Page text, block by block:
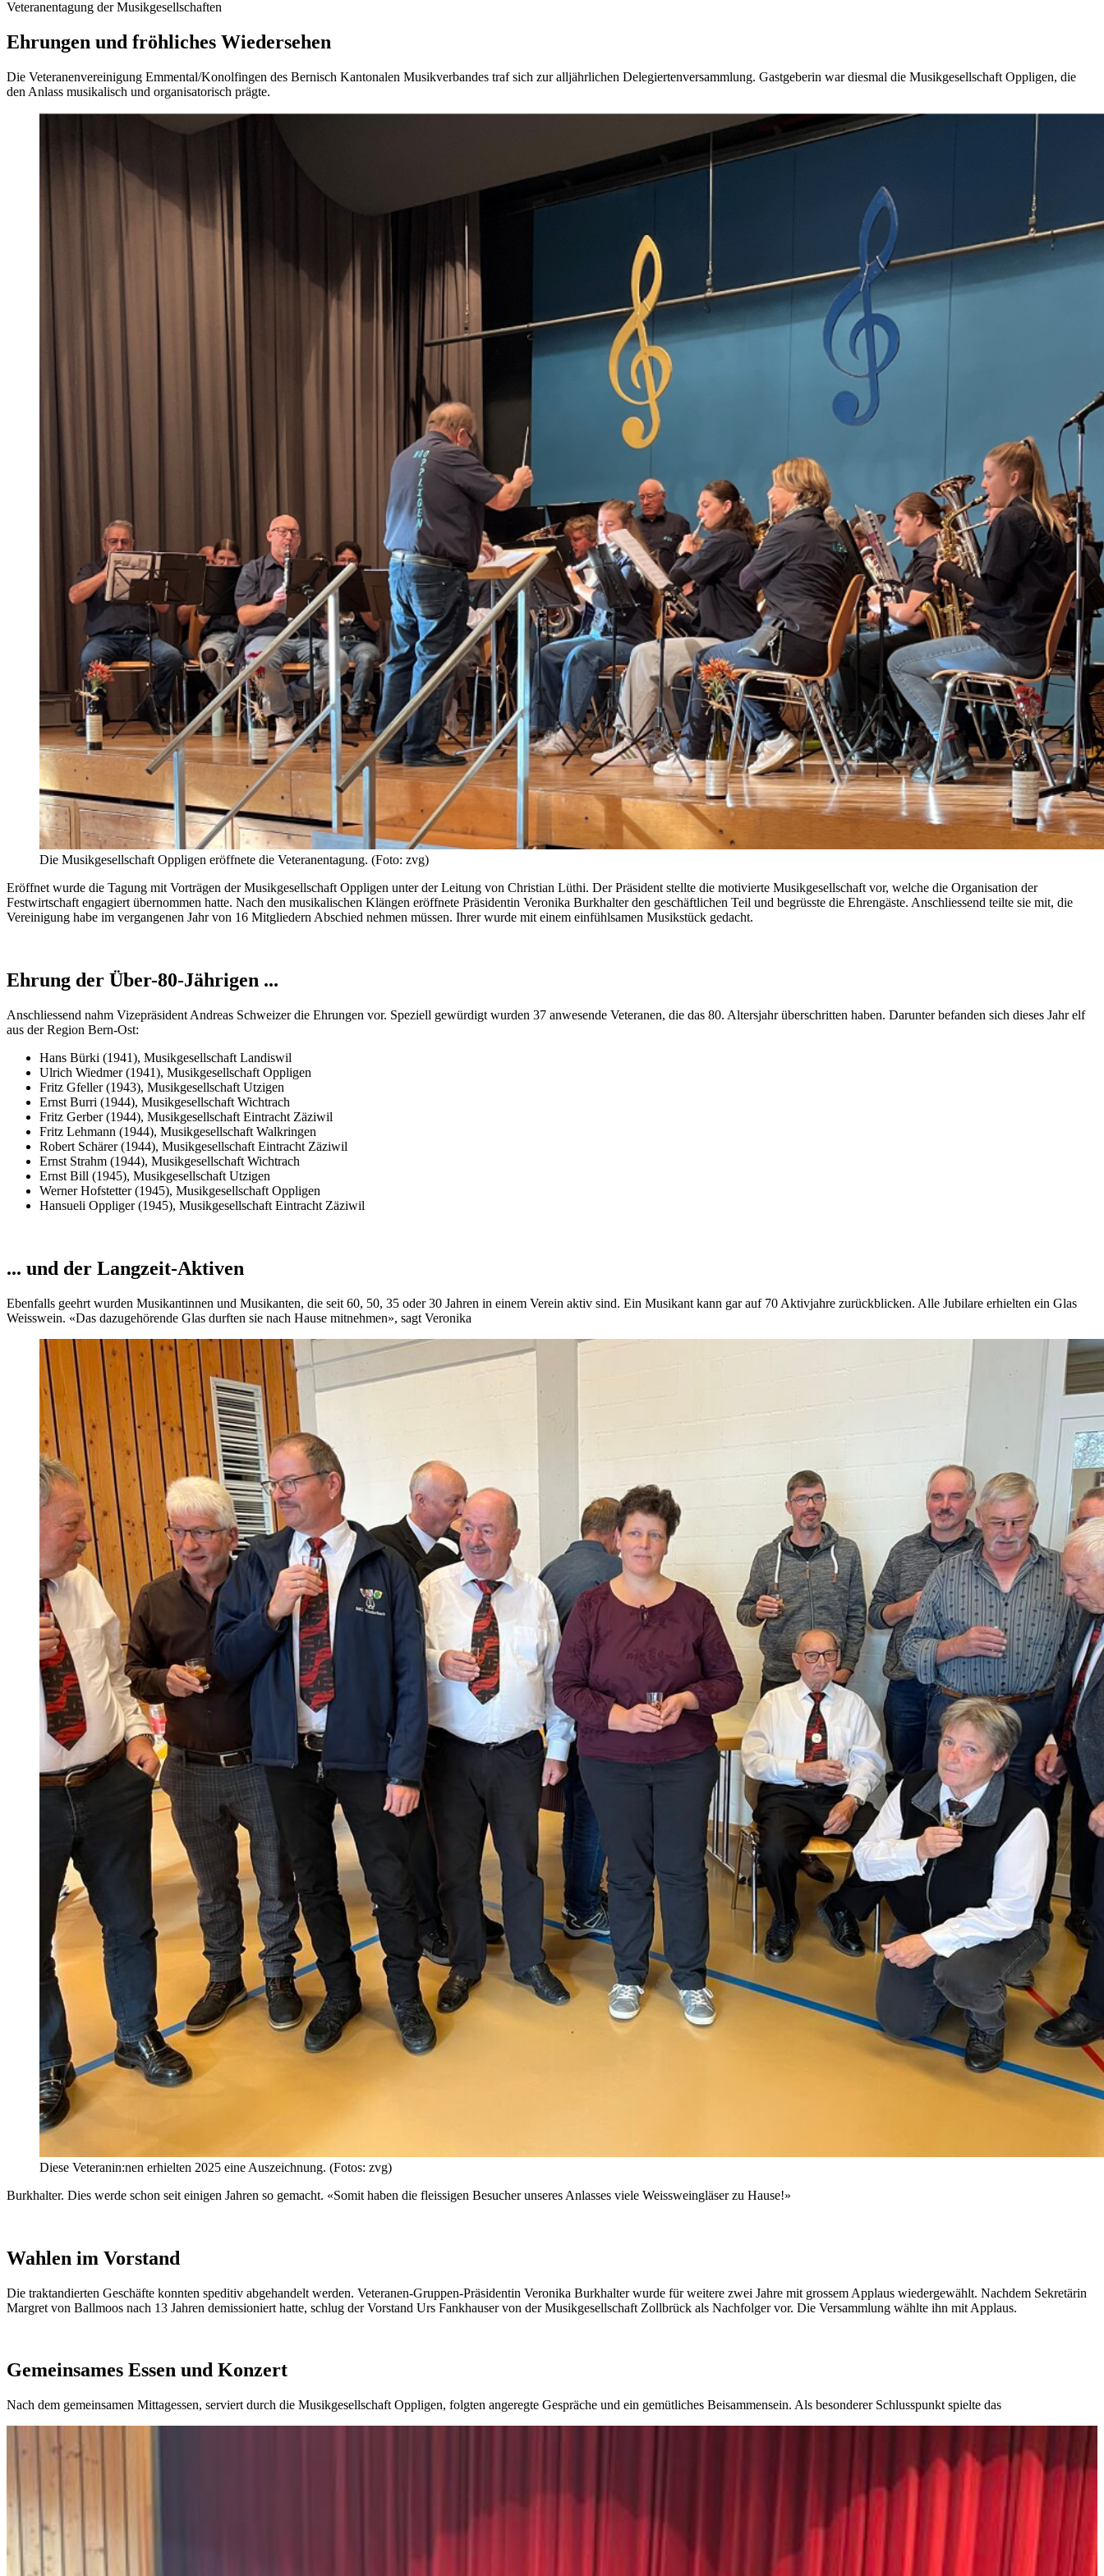
Veteranentagung der Musikgesellschaften
Ehrungen und fröhliches Wiedersehen
Die Veteranenvereinigung Emmental/Konolfingen des Bernisch Kantonalen Musikverbandes traf sich zur alljährlichen Delegiertenversammlung. Gastgeberin war diesmal die Musikgesellschaft Oppligen, die
den Anlass musikalisch und organisatorisch prägte.
Die Musikgesellschaft Oppligen eröffnete die Veteranentagung. (Foto: zvg)
Eröffnet wurde die Tagung mit Vorträgen der Musikgesellschaft Oppligen unter der Leitung von Christian Lüthi. Der Präsident stellte die motivierte Musikgesellschaft vor, welche die Organisation der
Festwirtschaft engagiert übernommen hatte. Nach den musikalischen Klängen eröffnete Präsidentin Veronika Burkhalter den geschäftlichen Teil und begrüsste die Ehrengäste. Anschliessend teilte sie mit, die
Vereinigung habe im vergangenen Jahr von 16 Mitgliedern Abschied nehmen müssen. Ihrer wurde mit einem einfühlsamen Musikstück gedacht.
Ehrung der Über-80-Jährigen ...
Anschliessend nahm Vizepräsident Andreas Schweizer die Ehrungen vor. Speziell gewürdigt wurden 37 anwesende Veteranen, die das 80. Altersjahr überschritten haben. Darunter befanden sich dieses Jahr elf
aus der Region Bern-Ost:
Hans Bürki (1941), Musikgesellschaft Landiswil
Ulrich Wiedmer (1941), Musikgesellschaft Oppligen
Fritz Gfeller (1943), Musikgesellschaft Utzigen
Ernst Burri (1944), Musikgesellschaft Wichtrach
Fritz Gerber (1944), Musikgesellschaft Eintracht Zäziwil
Fritz Lehmann (1944), Musikgesellschaft Walkringen
Robert Schärer (1944), Musikgesellschaft Eintracht Zäziwil
Ernst Strahm (1944), Musikgesellschaft Wichtrach
Ernst Bill (1945), Musikgesellschaft Utzigen
Werner Hofstetter (1945), Musikgesellschaft Oppligen
Hansueli Oppliger (1945), Musikgesellschaft Eintracht Zäziwil
... und der Langzeit-Aktiven
Ebenfalls geehrt wurden Musikantinnen und Musikanten, die seit 60, 50, 35 oder 30 Jahren in einem Verein aktiv sind. Ein Musikant kann gar auf 70 Aktivjahre zurückblicken. Alle Jubilare erhielten ein Glas
Weisswein. «Das dazugehörende Glas durften sie nach Hause mitnehmen», sagt Veronika
Diese Veteranin:nen erhielten 2025 eine Auszeichnung. (Fotos: zvg)
Burkhalter. Dies werde schon seit einigen Jahren so gemacht. «Somit haben die fleissigen Besucher unseres Anlasses viele Weissweingläser zu Hause!»
Wahlen im Vorstand
Die traktandierten Geschäfte konnten speditiv abgehandelt werden. Veteranen-Gruppen-Präsidentin Veronika Burkhalter wurde für weitere zwei Jahre mit grossem Applaus wiedergewählt. Nachdem Sekretärin
Margret von Ballmoos nach 13 Jahren demissioniert hatte, schlug der Vorstand Urs Fankhauser von der Musikgesellschaft Zollbrück als Nachfolger vor. Die Versammlung wählte ihn mit Applaus.
Gemeinsames Essen und Konzert
Nach dem gemeinsamen Mittagessen, serviert durch die Musikgesellschaft Oppligen, folgten angeregte Gespräche und ein gemütliches Beisammensein. Als besonderer Schlusspunkt spielte das